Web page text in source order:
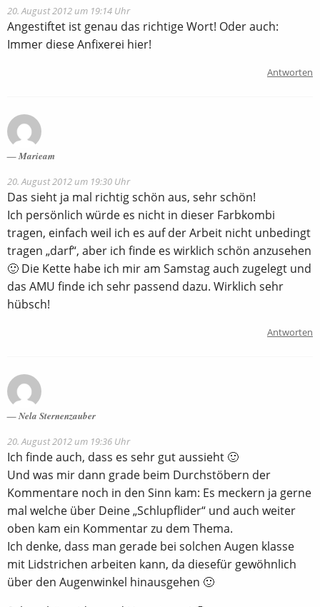
20. August 2012 um 19:14 Uhr
Angestiftet ist genau das richtige Wort! Oder auch:
Immer diese Anfixerei hier!
Antworten
Marieam
20. August 2012 um 19:30 Uhr
Das sieht ja mal richtig schön aus, sehr schön!
Ich persönlich würde es nicht in dieser Farbkombi
tragen, einfach weil ich es auf der Arbeit nicht unbedingt
tragen „darf“, aber ich finde es wirklich schön anzusehen
🙂 Die Kette habe ich mir am Samstag auch zugelegt und
das AMU finde ich sehr passend dazu. Wirklich sehr
hübsch!
Antworten
Nela Sternenzauber
20. August 2012 um 19:36 Uhr
Ich finde auch, dass es sehr gut aussieht 🙂
Und was mir dann grade beim Durchstöbern der
Kommentare noch in den Sinn kam: Es meckern ja gerne
mal welche über Deine „Schlupflider“ und auch weiter
oben kam ein Kommentar zu dem Thema.
Ich denke, dass man gerade bei solchen Augen klasse
mit Lidstrichen arbeiten kann, da diesefür gewöhnlich
über den Augenwinkel hinausgehen 🙂